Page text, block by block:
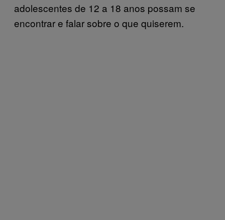
adolescentes de 12 a 18 anos possam se
encontrar e falar sobre o que quiserem.